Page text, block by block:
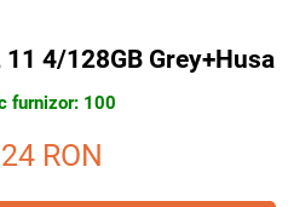
4/128GB Grey+Husa
furnizor: 100
RON